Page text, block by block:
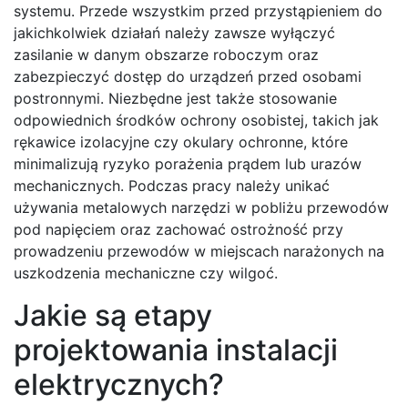
systemu. Przede wszystkim przed przystąpieniem do
jakichkolwiek działań należy zawsze wyłączyć
zasilanie w danym obszarze roboczym oraz
zabezpieczyć dostęp do urządzeń przed osobami
postronnymi. Niezbędne jest także stosowanie
odpowiednich środków ochrony osobistej, takich jak
rękawice izolacyjne czy okulary ochronne, które
minimalizują ryzyko porażenia prądem lub urazów
mechanicznych. Podczas pracy należy unikać
używania metalowych narzędzi w pobliżu przewodów
pod napięciem oraz zachować ostrożność przy
prowadzeniu przewodów w miejscach narażonych na
uszkodzenia mechaniczne czy wilgoć.
Jakie są etapy
projektowania instalacji
elektrycznych?